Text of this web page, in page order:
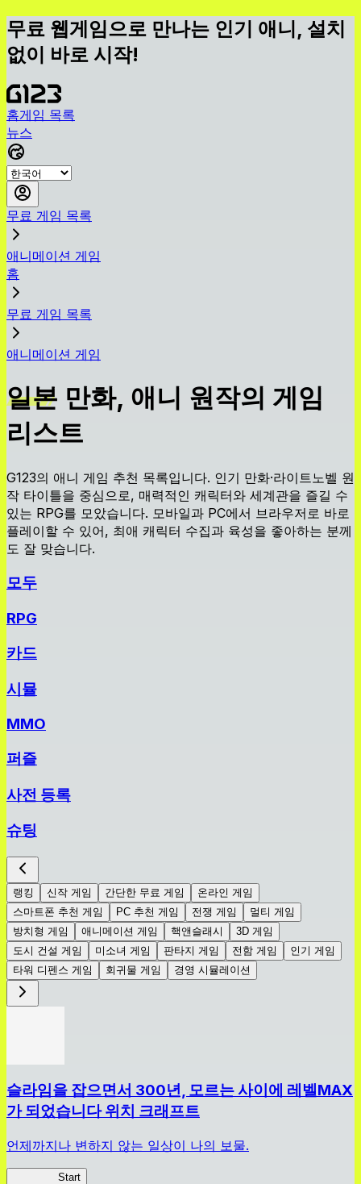
무료 웹게임으로 만나는 인기 애니, 설치
없이 바로 시작!
홈게임 목록
뉴스
무료 게임 목록
애니메이션 게임
홈
무료 게임 목록
애니메이션 게임
일본 만화, 애니 원작의 게임
리스트
G123의 애니 게임 추천 목록입니다. 인기 만화·라이트노벨 원
작 타이틀을 중심으로, 매력적인 캐릭터와 세계관을 즐길 수
있는 RPG를 모았습니다. 모바일과 PC에서 브라우저로 바로
플레이할 수 있어, 최애 캐릭터 수집과 육성을 좋아하는 분께
도 잘 맞습니다.
모두
RPG
카드
시뮬
MMO
퍼즐
사전 등록
슈팅
랭킹 신작 게임 간단한 무료 게임
온라인 게임
스마트폰 추천 게임
PC 추천 게임 전쟁 게임
멀티 게임
방치형 게임
애니메이션 게임 핵앤슬래시
3D 게임
도시 건설 게임
미소녀 게임 판타지 게임 전함 게임
인기 게임
타워 디펜스 게임
회귀물 게임 경영 시뮬레이션
슬라임을 잡으면서 300년, 모르는 사이에 레벨MAX
가 되었습니다 위치 크래프트
언제까지나 변하지 않는 일상이 나의 보물.
Start